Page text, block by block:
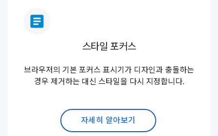
article
스타일 포커스
브라우저의 기본 포커스 표시기가 디자인과 충돌하는
경우 제거하는 대신 스타일을 다시 지정합니다.
자세히 알아보기